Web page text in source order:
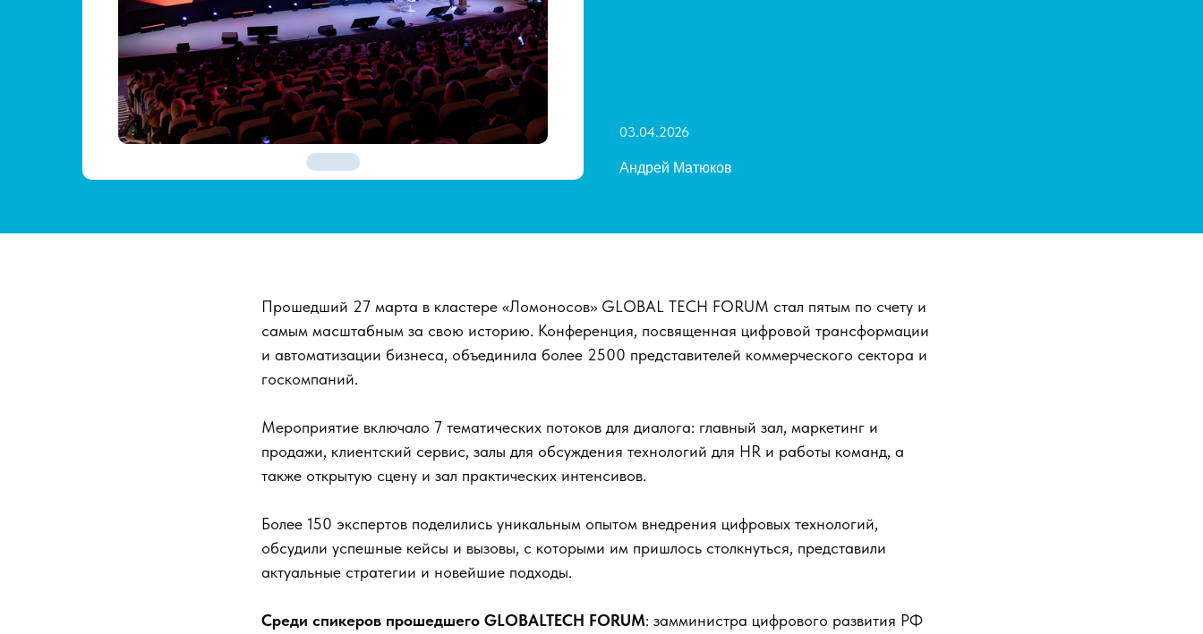
03.04.2026
Андрей Матюков
Прошедший 27 марта в кластере «Ломоносов» GLOBAL TECH FORUM стал пятым по счету и
самым масштабным за свою историю. Конференция, посвященная цифровой трансформации
и автоматизации бизнеса, объединила более 2500 представителей коммерческого сектора и
госкомпаний.
Мероприятие включало 7 тематических потоков для диалога: главный зал, маркетинг и
продажи, клиентский сервис, залы для обсуждения технологий для HR и работы команд, а
также открытую сцену и зал практических интенсивов.
Более 150 экспертов поделились уникальным опытом внедрения цифровых технологий,
обсудили успешные кейсы и вызовы, с которыми им пришлось столкнуться, представили
актуальные стратегии и новейшие подходы.
Среди спикеров прошедшего GLOBALTECH FORUM: замминистра цифрового развития РФ